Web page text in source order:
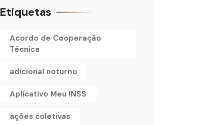
Etiquetas
Acordo de Cooperação
Técnica
adicional noturno
Aplicativo Meu INSS
ações coletivas